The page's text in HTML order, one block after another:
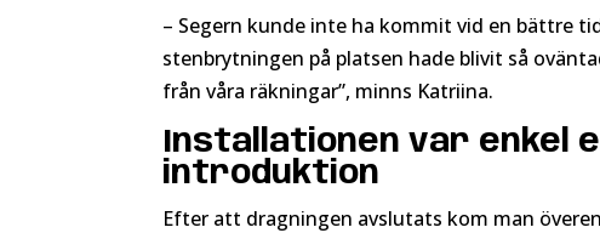
– Segern kunde inte ha kommit vid en bättre
stenbrytningen på platsen hade blivit så
från våra räkningar”, minns Katriina.
Installationen var enkel
introduktion
Efter att dragningen avslutats kom man